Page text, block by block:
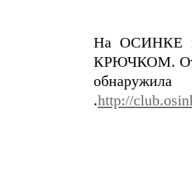
На ОСИНКЕ в
КРЮЧКОМ. От
.http://